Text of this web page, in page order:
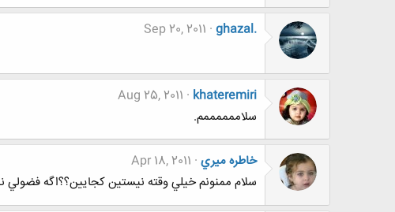
ghazal.
Sep 20, 2011
khateremiri
Aug 25, 2011
سلاممممممم.
خاطره ميري Apr 18, 2011
سلام ممنونم خيلي وقته نيستين كجايين؟؟اگه فضولي